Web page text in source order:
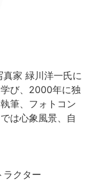
家 緑川洋一氏に
び、2000年に独
筆、フォトコン
は心象風景、自
ラクター